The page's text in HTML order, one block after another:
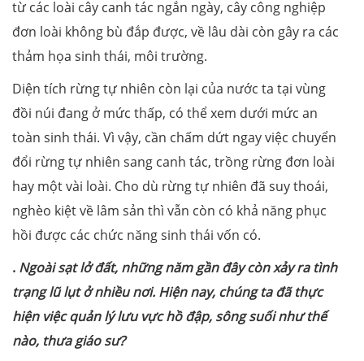
từ các loài cây canh tác ngắn ngày, cây công nghiệp
đơn loài không bù đắp được, về lâu dài còn gây ra các
thảm họa sinh thái, môi trường.
Diện tích rừng tự nhiên còn lại của nước ta tại vùng
đồi núi đang ở mức thấp, có thể xem dưới mức an
toàn sinh thái. Vì vậy, cần chấm dứt ngay việc chuyển
đổi rừng tự nhiên sang canh tác, trồng rừng đơn loài
hay một vài loài. Cho dù rừng tự nhiên đã suy thoái,
nghèo kiệt về lâm sản thì vẫn còn có khả năng phục
hồi được các chức năng sinh thái vốn có.
. Ngoài sạt lở đất, những năm gần đây còn xảy ra tình
trạng lũ lụt ở nhiều nơi. Hiện nay, chúng ta đã thực
hiện việc quản lý lưu vực hồ đập, sông suối như thế
nào, thưa giáo sư?